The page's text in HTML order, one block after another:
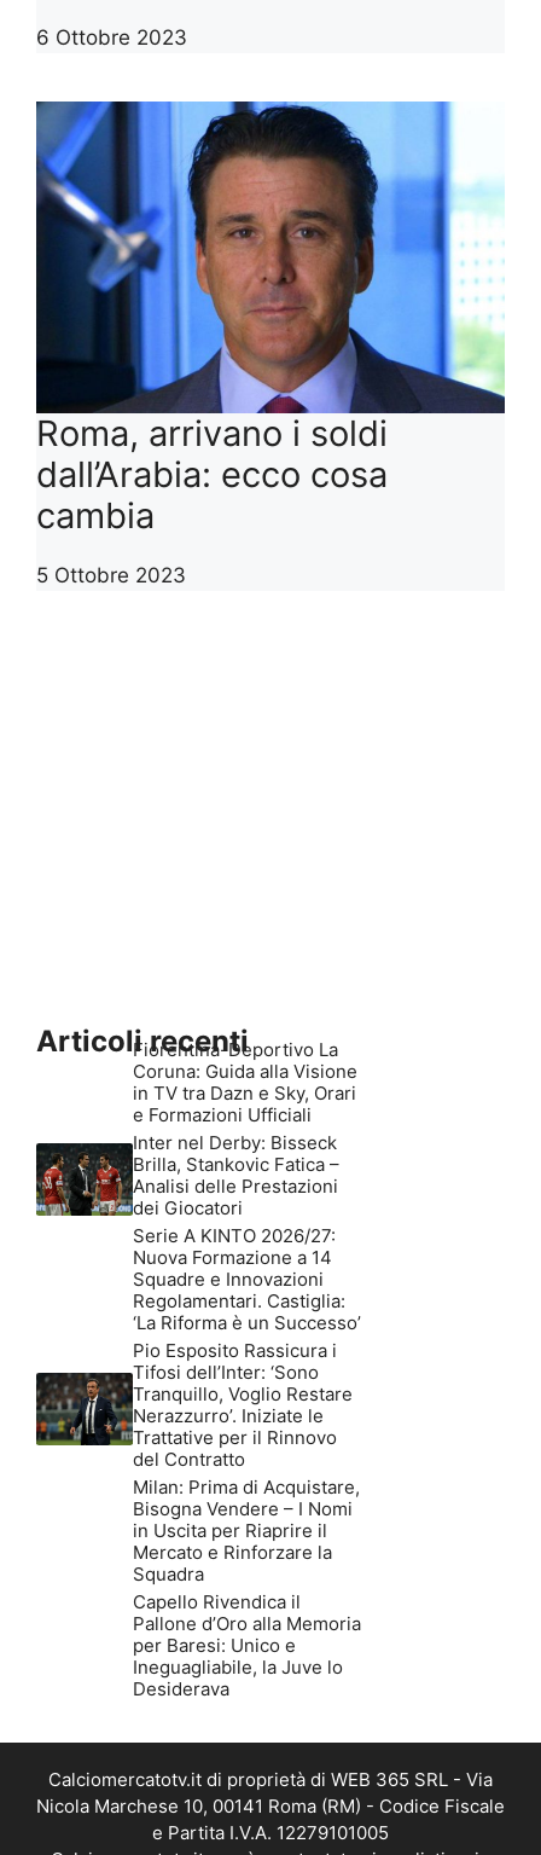
6 Ottobre 2023
Roma, arrivano i soldi
dall’Arabia: ecco cosa
cambia
5 Ottobre 2023
Articoli recenti
Fiorentina-Deportivo La
Coruna: Guida alla Visione
in TV tra Dazn e Sky, Orari
e Formazioni Ufficiali
Inter nel Derby: Bisseck
Brilla, Stankovic Fatica –
Analisi delle Prestazioni
dei Giocatori
Serie A KINTO 2026/27:
Nuova Formazione a 14
Squadre e Innovazioni
Regolamentari. Castiglia:
‘La Riforma è un Successo’
Pio Esposito Rassicura i
Tifosi dell’Inter: ‘Sono
Tranquillo, Voglio Restare
Nerazzurro’. Iniziate le
Trattative per il Rinnovo
del Contratto
Milan: Prima di Acquistare,
Bisogna Vendere – I Nomi
in Uscita per Riaprire il
Mercato e Rinforzare la
Squadra
Capello Rivendica il
Pallone d’Oro alla Memoria
per Baresi: Unico e
Ineguagliabile, la Juve lo
Desiderava
Calciomercatotv.it di proprietà di WEB 365 SRL - Via
Nicola Marchese 10, 00141 Roma (RM) - Codice Fiscale
e Partita I.V.A. 12279101005